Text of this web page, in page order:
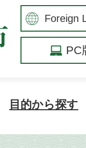
PC
目的から探す